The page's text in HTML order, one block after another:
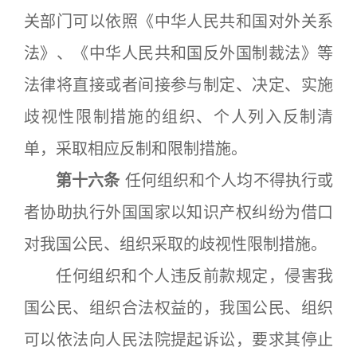
关部门可以依照《中华人民共和国对外关系
法》、《中华人民共和国反外国制裁法》等
法律将直接或者间接参与制定、决定、实施
歧视性限制措施的组织、个人列入反制清
单，采取相应反制和限制措施。
第十六条 任何组织和个人均不得执行或
者协助执行外国国家以知识产权纠纷为借口
对我国公民、组织采取的歧视性限制措施。
任何组织和个人违反前款规定，侵害我
国公民、组织合法权益的，我国公民、组织
可以依法向人民法院提起诉讼，要求其停止